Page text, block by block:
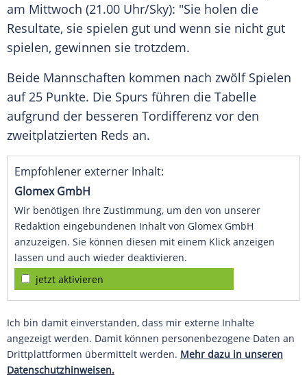
am Mittwoch (21.00 Uhr/Sky): "Sie holen die
Resultate, sie spielen gut und wenn sie nicht gut
spielen, gewinnen sie trotzdem.
Beide Mannschaften kommen nach zwölf Spielen
auf 25 Punkte. Die Spurs führen die Tabelle
aufgrund der besseren Tordifferenz vor den
zweitplatzierten Reds an.
Empfohlener externer Inhalt:
Glomex GmbH
Wir benötigen Ihre Zustimmung, um den von unserer
Redaktion eingebundenen Inhalt von Glomex GmbH
anzuzeigen. Sie können diesen mit einem Klick anzeigen
lassen und auch wieder deaktivieren.
jetzt aktivieren
Ich bin damit einverstanden, dass mir externe Inhalte
angezeigt werden. Damit können personenbezogene Daten an
Drittplattformen übermittelt werden. Mehr dazu in unseren
Datenschutzhinweisen.